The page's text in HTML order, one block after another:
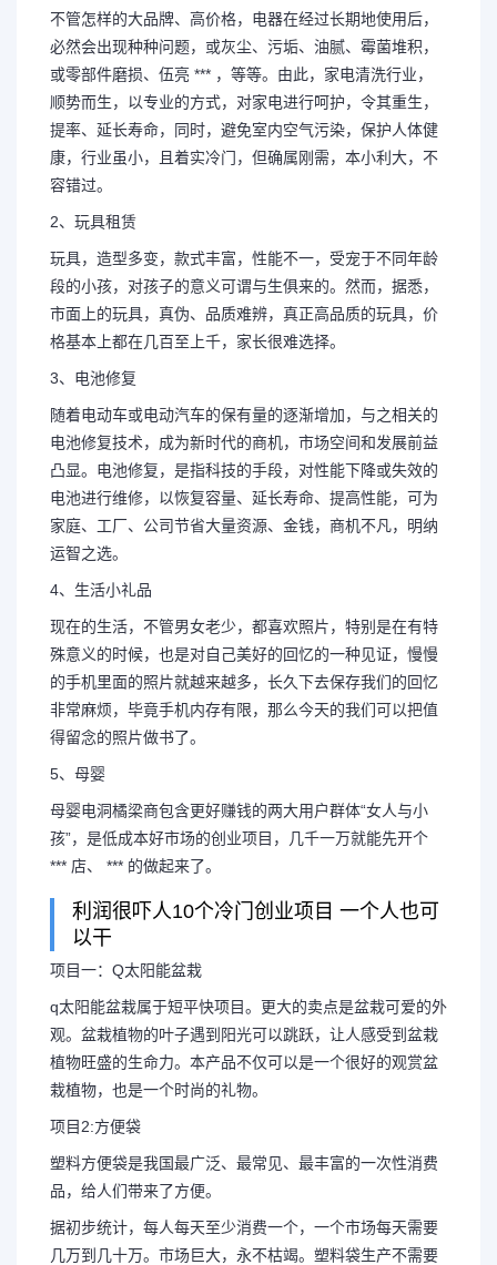
不管怎样的大品牌、高价格，电器在经过长期地使用后，
必然会出现种种问题，或灰尘、污垢、油腻、霉菌堆积，
或零部件磨损、伍亮 *** ，等等。由此，家电清洗行业，
顺势而生，以专业的方式，对家电进行呵护，令其重生，
提率、延长寿命，同时，避免室内空气污染，保护人体健
康，行业虽小，且着实冷门，但确属刚需，本小利大，不
容错过。
2、玩具租赁
玩具，造型多变，款式丰富，性能不一，受宠于不同年龄
段的小孩，对孩子的意义可谓与生俱来的。然而，据悉，
市面上的玩具，真伪、品质难辨，真正高品质的玩具，价
格基本上都在几百至上千，家长很难选择。
3、电池修复
随着电动车或电动汽车的保有量的逐渐增加，与之相关的
电池修复技术，成为新时代的商机，市场空间和发展前益
凸显。电池修复，是指科技的手段，对性能下降或失效的
电池进行维修，以恢复容量、延长寿命、提高性能，可为
家庭、工厂、公司节省大量资源、金钱，商机不凡，明纳
运智之选。
4、生活小礼品
现在的生活，不管男女老少，都喜欢照片，特别是在有特
殊意义的时候，也是对自己美好的回忆的一种见证，慢慢
的手机里面的照片就越来越多，长久下去保存我们的回忆
非常麻烦，毕竟手机内存有限，那么今天的我们可以把值
得留念的照片做书了。
5、母婴
母婴电洞橘梁商包含更好赚钱的两大用户群体“女人与小
孩”，是低成本好市场的创业项目，几千一万就能先开个
*** 店、 *** 的做起来了。
利润很吓人10个冷门创业项目 一个人也可
以干
项目一：Q太阳能盆栽
q太阳能盆栽属于短平快项目。更大的卖点是盆栽可爱的外
观。盆栽植物的叶子遇到阳光可以跳跃，让人感受到盆栽
植物旺盛的生命力。本产品不仅可以是一个很好的观赏盆
栽植物，也是一个时尚的礼物。
项目2:方便袋
塑料方便袋是我国最广泛、最常见、最丰富的一次性消费
品，给人们带来了方便。
据初步统计，每人每天至少消费一个，一个市场每天需要
几万到几十万。市场巨大，永不枯竭。塑料袋生产不需要